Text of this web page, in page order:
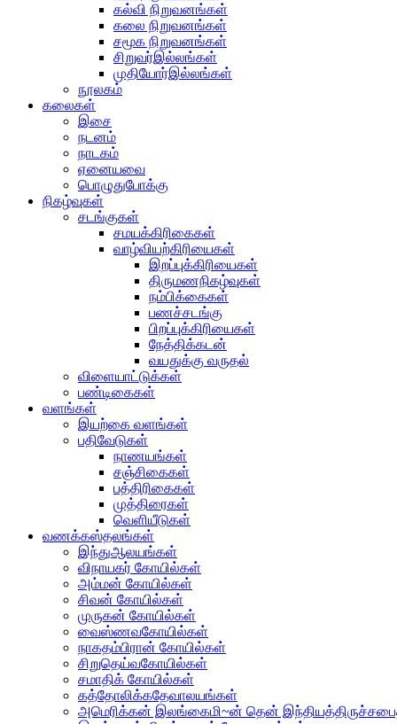
கல்வி நிறுவனங்கள்
கலை நிறுவனங்கள்
சமூக நிறுவனங்கள்
சிறுவர்இல்லங்கள்
முதியோர்இல்லங்கள்
நூலகம்
கலைகள்
இசை
நடனம்
நாடகம்
ஏனையவை
பொழுதுபோக்கு
நிகழ்வுகள்
சடங்குகள்
சமயக்கிரிகைகள்
வாழ்வியற்கிரியைகள்
இறப்புக்கிரியைகள்
திருமணநிகழ்வுகள்
நம்பிக்கைகள்
பணச்சடங்கு
பிறப்புக்கிரியைகள்
நேத்திக்கடன்
வயதுக்கு வருதல்
விளையாட்டுக்கள்
பண்டிகைகள்
வளங்கள்
இயற்கை வளங்கள்
பதிவேடுகள்
நாணயங்கள்
சஞ்சிகைகள்
பத்திரிகைகள்
முத்திரைகள்
வெளியீடுகள்
வணக்கஸ்தலங்கள்
இந்துஆலயங்கள்
விநாயகர் கோயில்கள்
அம்மன் கோயில்கள்
சிவன் கோயில்கள்
முருகன் கோயில்கள்
வைஸ்ணவகோயில்கள்
நாகதம்பிரான் கோயில்கள்
சிறுதெய்வகோயில்கள்
சமாதிக் கோயில்கள்
கத்தோலிக்கதேவாலயங்கள்
அமெரிக்கன் இலங்கைமி~ன் தென்